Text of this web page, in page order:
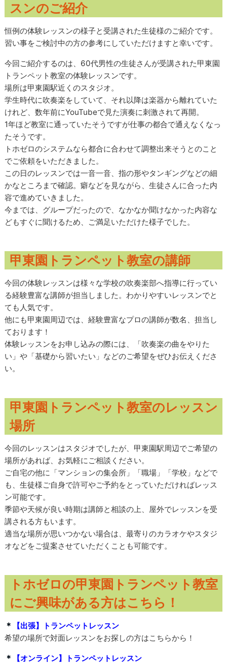
スンのご紹介
恒例の体験レッスンの様子と受講された生徒様のご紹介です。
習い事をご検討中の方の参考にしていただけますと幸いです。
今回ご紹介するのは、60代男性の生徒さんが受講された甲東園
トランペット教室の体験レッスンです。
場所は甲東園駅近くのスタジオ。
学生時代に吹奏楽をしていて、それ以降は楽器から離れていた
けれど、数年前にYouTubeで見た演奏に刺激されて再開。
1年ほど教室に通っていたそうですが仕事の都合で通えなくなっ
たそうです。
トホゼロのシステムなら都合に合わせて調整出来そうとのこと
でご依頼をいただきました。
この日のレッスンでは一音一音、指の形やタンギングなどの細
かなところまで確認。癖などを見ながら、生徒さんに合った内
容で進めていきました。
今までは、グループだったので、なかなか聞けなかった内容な
どもすぐに聞けるため、ご満足いただけた様子でした。
甲東園トランペット教室の講師
今回の体験レッスンは様々な学校の吹奏楽部へ指導に行ってい
る経験豊富な講師が担当しました。わかりやすいレッスンでと
ても人気です。
他にも甲東園周辺では、経験豊富なプロの講師が数名、担当し
ております！
体験レッスンをお申し込みの際には、「吹奏楽の曲をやりた
い」や「基礎から習いたい」などのご希望をぜひお伝えくださ
い。
甲東園トランペット教室のレッスン
場所
今回のレッスンはスタジオでしたが、甲東園駅周辺でご希望の
場所があれば、お気軽にご相談ください。
ご自宅の他に「マンションの集会所」「職場」「学校」などで
も、生徒様ご自身で許可やご予約をとっていただければレッス
ン可能です。
季節や天候が良い時期は講師と相談の上、屋外でレッスンを受
講される方もいます。
適当な場所が思いつかない場合は、最寄りのカラオケやスタジ
オなどをご提案させていただくことも可能です。
トホゼロの甲東園トランペット教室
にご興味がある方はこちら！
＊
【出張】トランペットレッスン
希望の場所で対面レッスンをお探しの方はこちらから！
＊
【オンライン】トランペットレッスン